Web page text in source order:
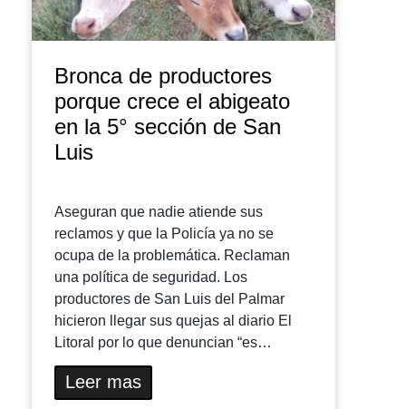
Bronca de productores
porque crece el abigeato
en la 5° sección de San
Luis
Aseguran que nadie atiende sus
reclamos y que la Policía ya no se
ocupa de la problemática. Reclaman
una política de seguridad. Los
productores de San Luis del Palmar
hicieron llegar sus quejas al diario El
Litoral por lo que denuncian “es…
Leer mas